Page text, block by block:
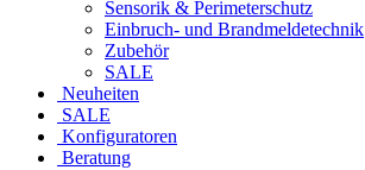
Sensorik & Perimeterschutz
Einbruch- und Brandmeldetechnik
Zubehör
SALE
Neuheiten
SALE
Konfiguratoren
Beratung